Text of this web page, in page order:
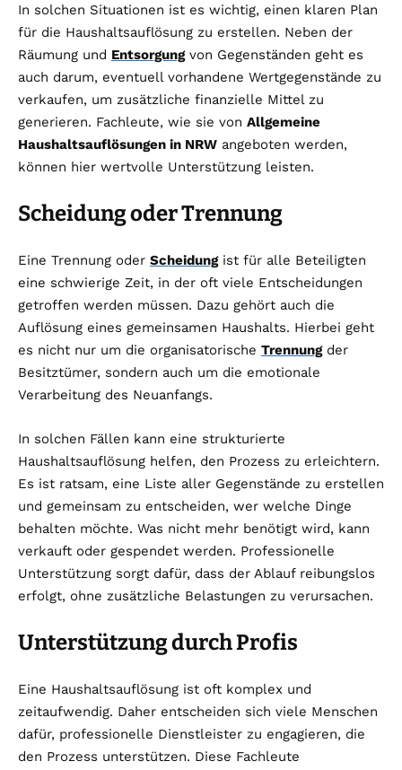
In solchen Situationen ist es wichtig, einen klaren Plan
für die Haushaltsauflösung zu erstellen. Neben der
Räumung und Entsorgungvon Gegenständen geht es
auch darum, eventuell vorhandene Wertgegenstände zu
verkaufen, um zusätzliche finanzielle Mittel zu
generieren. Fachleute, wie sie von Allgemeine
Haushaltsauflösungen in NRW angeboten werden,
können hier wertvolle Unterstützung leisten.
Scheidung oder Trennung
Eine Trennung oder Scheidungist für alle Beteiligten
eine schwierige Zeit, in der oft viele Entscheidungen
getroffen werden müssen. Dazu gehört auch die
Auflösung eines gemeinsamen Haushalts. Hierbei geht
es nicht nur um die organisatorische Trennungder
Besitztümer, sondern auch um die emotionale
Verarbeitung des Neuanfangs.
In solchen Fällen kann eine strukturierte
Haushaltsauflösung helfen, den Prozess zu erleichtern.
Es ist ratsam, eine Liste aller Gegenstände zu erstellen
und gemeinsam zu entscheiden, wer welche Dinge
behalten möchte. Was nicht mehr benötigt wird, kann
verkauft oder gespendet werden. Professionelle
Unterstützung sorgt dafür, dass der Ablauf reibungslos
erfolgt, ohne zusätzliche Belastungen zu verursachen.
Unterstützung durch Profis
Eine Haushaltsauflösung ist oft komplex und
zeitaufwendig. Daher entscheiden sich viele Menschen
dafür, professionelle Dienstleister zu engagieren, die
den Prozess unterstützen. Diese Fachleute